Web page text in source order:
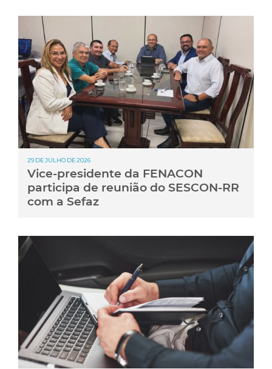
29 DE JULHO DE 2026
Vice-presidente da FENACON
participa de reunião do SESCON-RR
com a Sefaz